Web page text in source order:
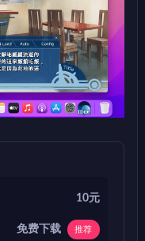
10元
免费下载 推荐